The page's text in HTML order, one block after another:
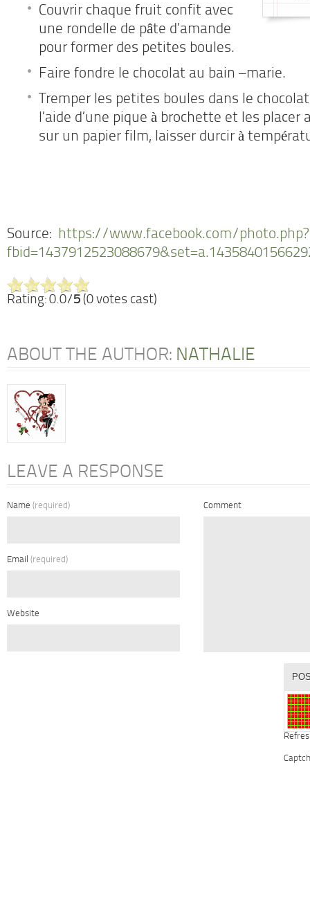
Couvrir chaque fruit confit avec
une rondelle de pâte d’amande
pour former des petites boules.
Faire fondre le chocolat au bain –marie.
Tremper les petites boules dans le
l’aide d’une pique à brochette et les placer
sur un papier film, laisser durcir à
Source: https://www.facebook.com/photo.php?
Rating: 0.0/5 (0 votes cast)
ABOUT THE AUTHOR: NATHALIE
LEAVE A RESPONSE
Name (required)
Email (required)
Website
Comment